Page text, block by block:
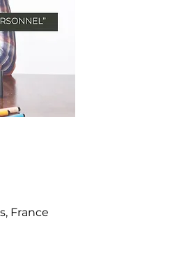
France